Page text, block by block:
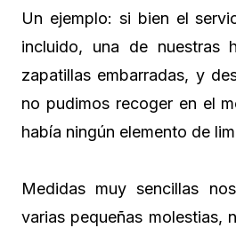
Un ejemplo: si bien el
incluido, una de nuestras
zapatillas embarradas, y
no pudimos recoger en el
había ningún elemento de
Medidas muy sencillas
varias pequeñas molestias,